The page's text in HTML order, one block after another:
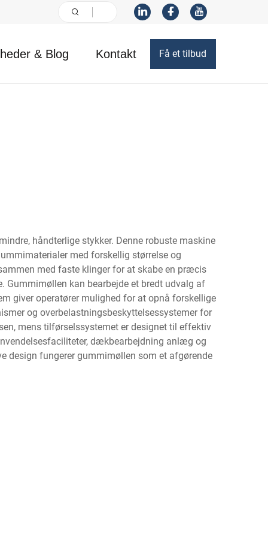
& Blog Kontakt Få et tilbud
håndterlige stykker. Denne robuste maskine
med forskellig størrelse og
med faste klinger for at skabe en præcis
kan bearbejde et bredt udvalg af
giver operatører mulighed for at opnå forskellige
og overbelastningsbeskyttelsessystemer for
mens tilførselssystemet er designet til effektiv
dækbearbejdning anlæg og
design fungerer gummimøllen som et afgørende